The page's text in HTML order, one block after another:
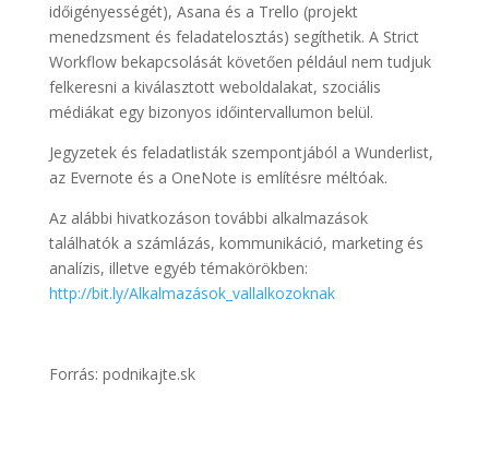
időigényességét), Asana és a Trello (projekt
menedzsment és feladatelosztás) segíthetik. A Strict
Workflow bekapcsolását követően például nem tudjuk
felkeresni a kiválasztott weboldalakat, szociális
médiákat egy bizonyos időintervallumon belül.
Jegyzetek és feladatlisták szempontjából a Wunderlist,
az Evernote és a OneNote is említésre méltóak.
Az alábbi hivatkozáson további alkalmazások
találhatók a számlázás, kommunikáció, marketing és
analízis, illetve egyéb témakörökben:
http://bit.ly/Alkalmazások_vallalkozoknak
Forrás: podnikajte.sk